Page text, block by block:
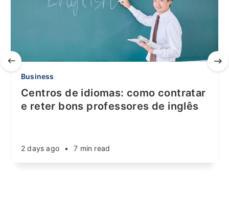
Business
Centros de idiomas: como contratar
e reter bons professores de inglês
2 days ago • 7 min read